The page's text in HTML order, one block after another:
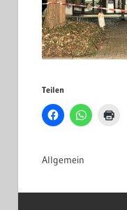
Teilen
Allgemein